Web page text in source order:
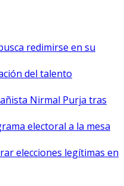
redimirse en su
del talento
Nirmal Purja tras
electoral a la mesa
elecciones legítimas en